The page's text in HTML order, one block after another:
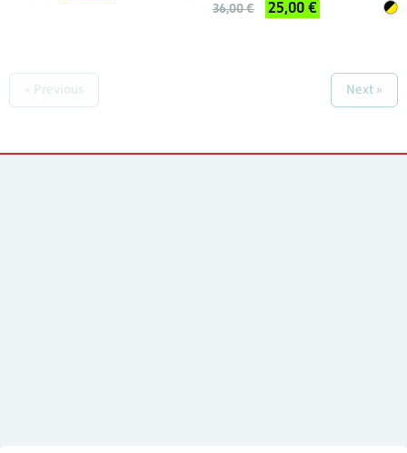
36,00 € 25,00 €
« Previous Next »